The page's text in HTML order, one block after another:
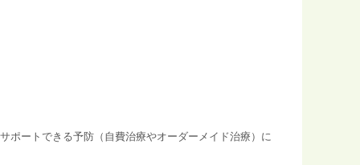
ポートできる予防（自費治療やオーダーメイド治療）に